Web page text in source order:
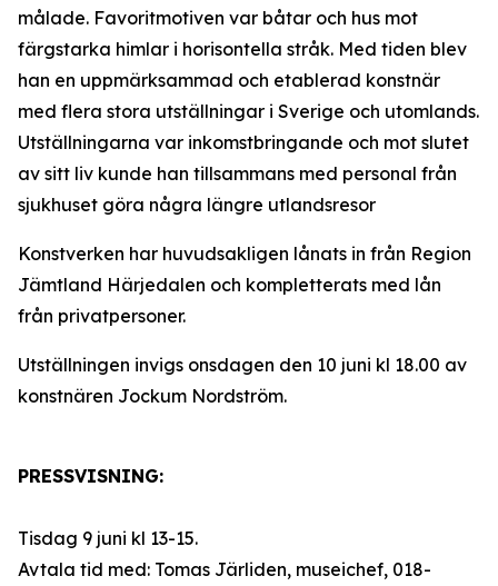
målade. Favoritmotiven var båtar och hus mot
färgstarka himlar i horisontella stråk. Med tiden blev
han en uppmärksammad och etablerad konstnär
med flera stora utställningar i Sverige och utomlands.
Utställningarna var inkomstbringande och mot slutet
av sitt liv kunde han tillsammans med personal från
sjukhuset göra några längre utlandsresor
Konstverken har huvudsakligen lånats in från Region
Jämtland Härjedalen och kompletterats med lån
från privatpersoner.
Utställningen invigs onsdagen den 10 juni kl 18.00 av
konstnären Jockum Nordström.
PRESSVISNING:
Tisdag 9 juni kl 13-15.
Avtala tid med: Tomas Järliden, museichef, 018-